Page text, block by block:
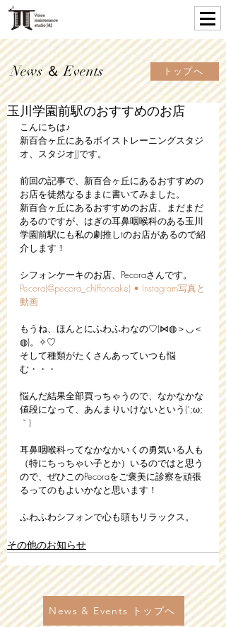
News ＆ Events トップへ
玉川学園前駅のおすすめのお店
こんにちは♪
新百合ヶ丘にあるボイストレーニングスタジ
オ、スタジオJJです。
前回の記事で、新百合ヶ丘にあるおすすめの
お店を徒然なるままに書いてみました。
新百合ヶ丘にあるおすすめのお店、まだまだ
あるのですが、はぎの耳鼻咽喉科のある玉川
学園前駅にも私の劇推しtのお店があるので紹
介します！
シフォンケーキのお店、Pecoraさんです。
Pecora(@pecora_chiffoncake) • Instagram写真と
動画
もうね、ほんとにふわふわなの♡(⋈◍＞◡＜
◍)。✧♡
そして種類がたくさんあっていつも悩
む・・・
悩んだ結果全部買っちゃうので、なかなかな
値段になって、あんまりいけないという(´;ω;
｀)
耳鼻咽喉科ってなかなかいくの勇気いる人も
（特にちっちゃい子とか）いるのではと思う
ので、ぜひこのPecoraをご褒美に診察を頑張
るってのもよいかなと思います！
ふわふわシフォンで心も頭もリラックス。
その他のお知らせ
News & Events トップへ